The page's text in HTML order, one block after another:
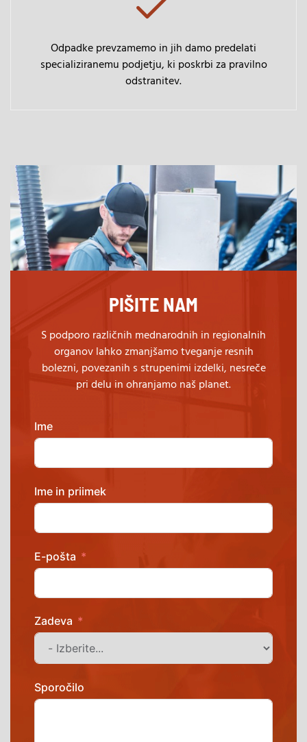
Odpadke prevzamemo in jih damo predelati
specializiranemu podjetju, ki poskrbi za pravilno
odstranitev.
PIŠITE NAM
S podporo različnih mednarodnih in regionalnih
organov lahko zmanjšamo tveganje resnih
bolezni, povezanih s strupenimi izdelki, nesreče
pri delu in ohranjamo naš planet.
Ime
Ime in priimek
E-pošta
Zadeva
Sporočilo